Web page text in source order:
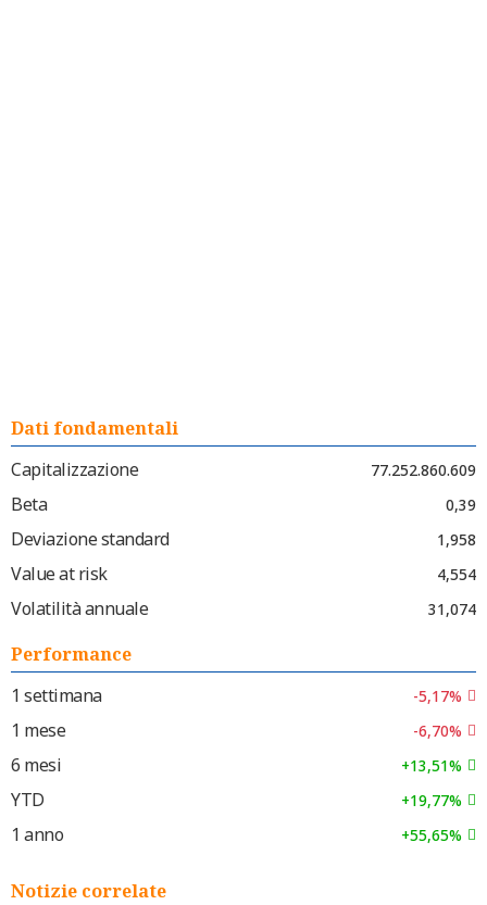
Dati fondamentali
Capitalizzazione
77.252.860.609
Beta 0,39
Deviazione standard 1,958
Value at risk 4,554
Volatilità annuale 31,074
Performance
1 settimana
-5,17%
1 mese -6,70%
6 mesi +13,51%
YTD +19,77%
1 anno +55,65%
Notizie correlate